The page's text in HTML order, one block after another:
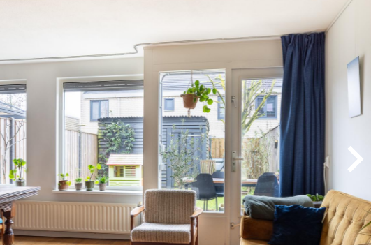
A. WIJNA
Charles Nagelkerke zeker aanbevelen als makelaar. Hij
goede adviezen, is zeer punctueel en betrouwbaar.
08-26
E. HENDRIKS